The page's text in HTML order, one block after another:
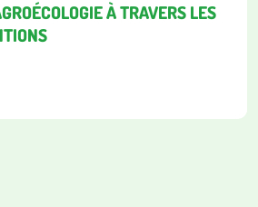
À TRAVERS LES